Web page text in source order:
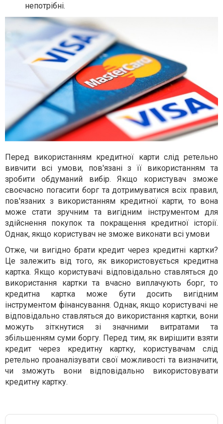
непотрібні.
Перед використанням кредитної карти слід ретельно
вивчити всі умови, пов'язані з її використанням та
зробити обдуманий вибір. Якщо користувач зможе
своєчасно погасити борг та дотримуватися всіх правил,
пов'язаних з використанням кредитної карти, то вона
може стати зручним та вигідним інструментом для
здійснення покупок та покращення кредитної історії.
Однак, якщо користувач не зможе виконати всі умови
Отже, чи вигідно брати кредит через кредитні картки?
Це залежить від того, як використовується кредитна
картка. Якщо користувачі відповідально ставляться до
використання картки та вчасно виплачують борг, то
кредитна картка може бути досить вигідним
інструментом фінансування. Однак, якщо користувачі не
відповідально ставляться до використання картки, вони
можуть зіткнутися зі значними витратами та
збільшенням суми боргу. Перед тим, як вирішити взяти
кредит через кредитну картку, користувачам слід
ретельно проаналізувати свої можливості та визначити,
чи зможуть вони відповідально використовувати
кредитну картку.